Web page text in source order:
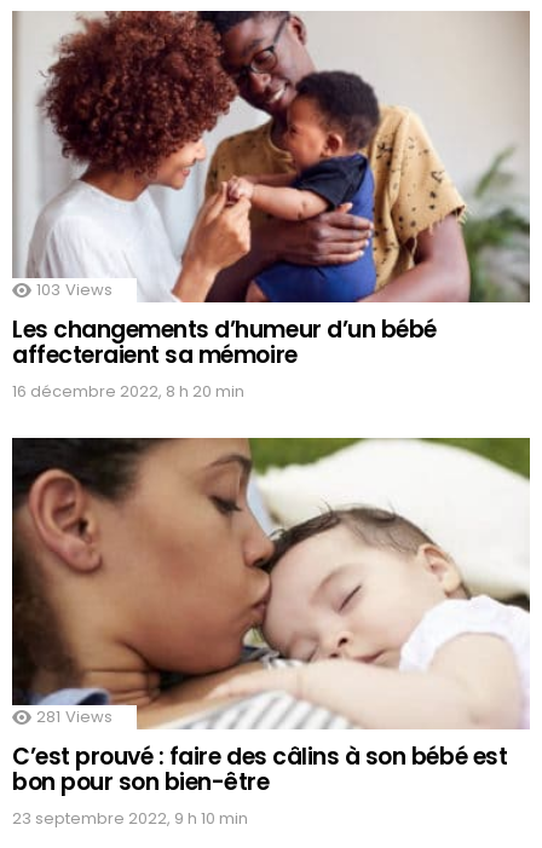
103 Views
Les changements d’humeur d’un bébé
affecteraient sa mémoire
16 décembre 2022, 8 h 20 min
281 Views
C’est prouvé : faire des câlins à son bébé est
bon pour son bien-être
23 septembre 2022, 9 h 10 min